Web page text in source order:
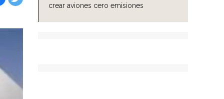
crear aviones cero emisiones